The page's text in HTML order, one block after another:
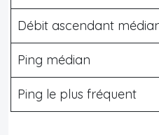
Débit ascendant
Ping médian
Ping le plus fréquent